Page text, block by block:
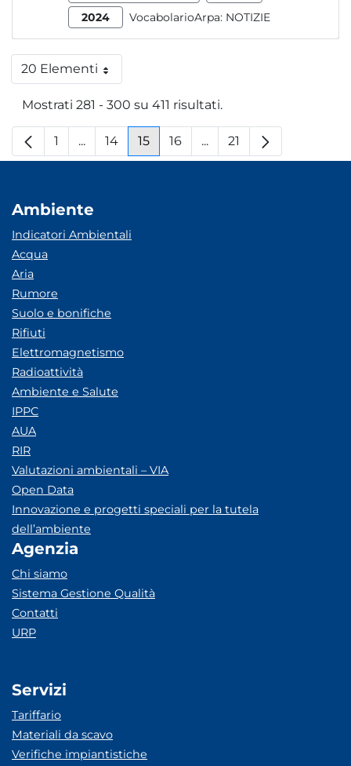
2024
VocabolarioArpa: NOTIZIE
20 ElementiPer pagina
Mostrati 281 - 300 su 411 risultati.
Pagina
1 ...Pagine intermedie
Pagina
14 Pagina
15 Pagina
16 ...Pagine intermedie
Pagina
21
Ambiente
Indicatori Ambientali
Acqua
Aria
Rumore
Suolo e bonifiche
Rifiuti
Elettromagnetismo
Radioattività
Ambiente e Salute
IPPC
AUA
RIR
Valutazioni ambientali – VIA
Open Data
Innovazione e progetti speciali per la tutela
dell’ambiente
Agenzia
Chi siamo
Sistema Gestione Qualità
Contatti
URP
Servizi
Tariffario
Materiali da scavo
Verifiche impiantistiche